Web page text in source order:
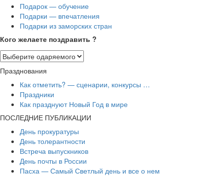
Подарок — обучение
Подарки — впечатления
Подарки из заморских стран
Кого желаете поздравить ?
Празднования
Как отметить? — сценарии, конкурсы …
Праздники
Как празднуют Новый Год в мире
ПОСЛЕДНИЕ ПУБЛИКАЦИИ
День прокуратуры
День толерантности
Встреча выпускников
День почты в России
Пасха — Самый Светлый день и все о нем